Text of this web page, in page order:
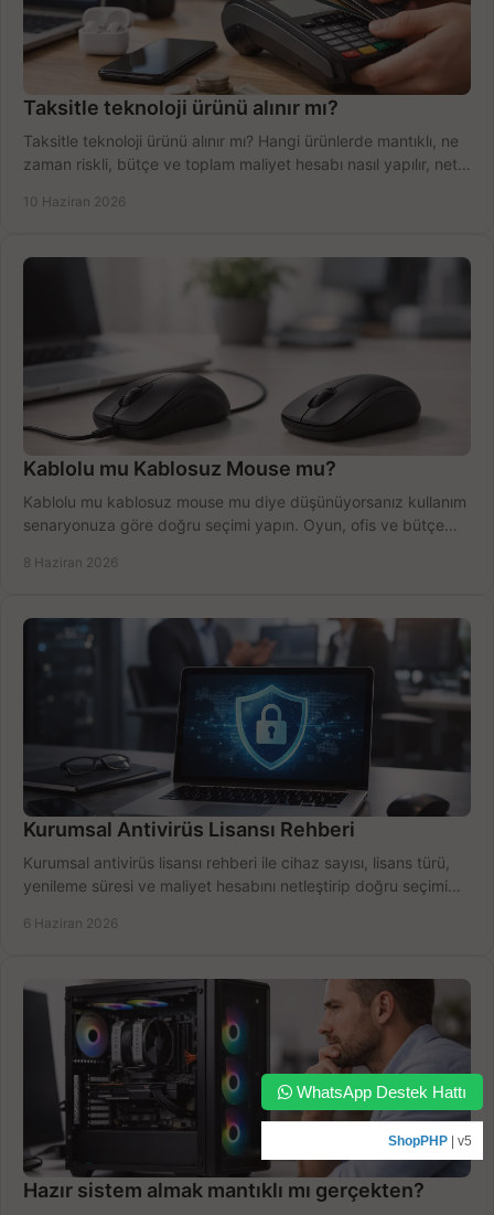
Taksitle teknoloji ürünü alınır mı?
Taksitle teknoloji ürünü alınır mı? Hangi ürünlerde mantıklı, ne
zaman riskli, bütçe ve toplam maliyet hesabı nasıl yapılır, net
10 Haziran 2026
Kablolu mu Kablosuz Mouse mu?
Kablolu mu kablosuz mouse mu diye düşünüyorsanız kullanım
senaryonuza göre doğru seçimi yapın. Oyun, ofis ve bütçe
8 Haziran 2026
Kurumsal Antivirüs Lisansı Rehberi
Kurumsal antivirüs lisansı rehberi ile cihaz sayısı, lisans türü,
yenileme süresi ve maliyet hesabını netleştirip doğru seçimi
6 Haziran 2026
Hazır sistem almak mantıklı mı gerçekten?
WhatsApp Destek Hattı
ShopPHP | v5